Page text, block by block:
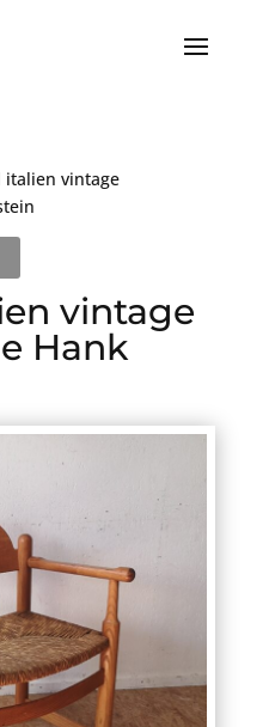
vintage
vintage
Hank